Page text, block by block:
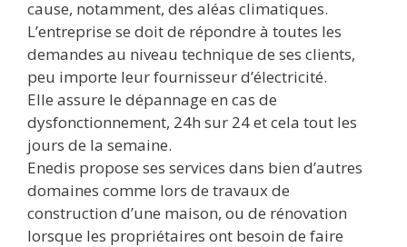
cause, notamment, des aléas climatiques.
L’entreprise se doit de répondre à toutes les
demandes au niveau technique de ses clients,
peu importe leur fournisseur d’électricité.
Elle assure le dépannage en cas de
dysfonctionnement, 24h sur 24 et cela tout les
jours de la semaine.
Enedis propose ses services dans bien d’autres
domaines comme lors de travaux de
construction d’une maison, ou de rénovation
lorsque les propriétaires ont besoin de faire